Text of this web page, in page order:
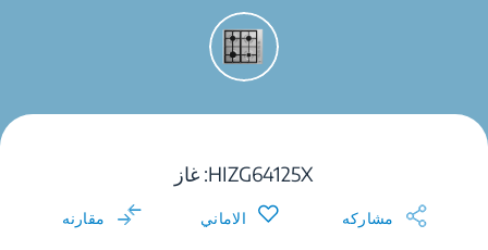
HIZG64125X: غاز
مشاركه الاماني مقارنه